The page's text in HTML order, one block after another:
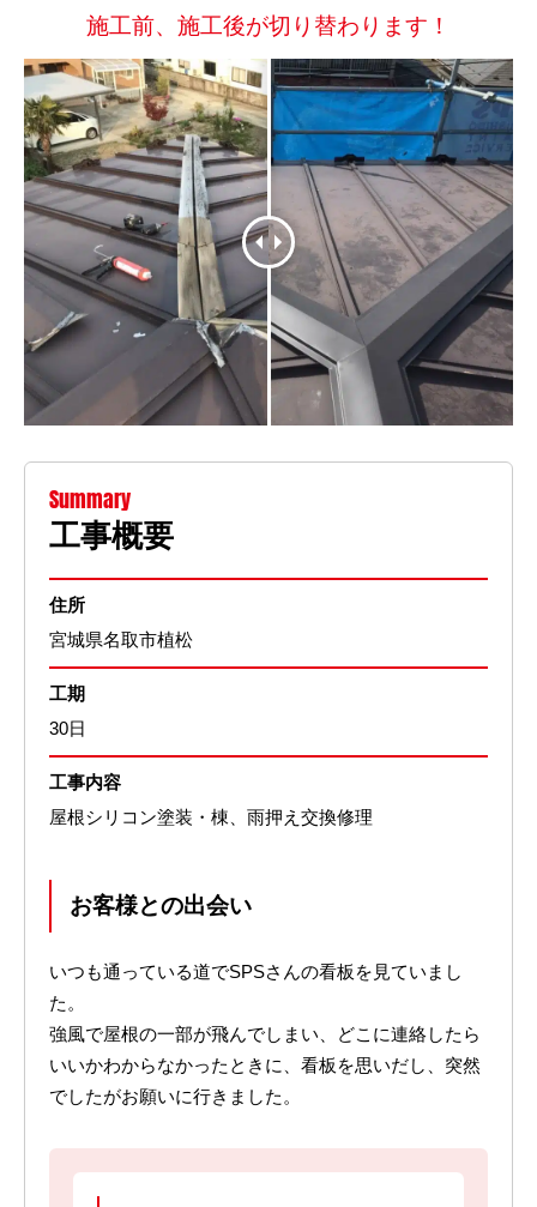
施工前、施工後が切り替わります！
Summary
工事概要
住所
宮城県名取市植松
工期
30日
工事内容
屋根シリコン塗装・棟、雨押え交換修理
お客様との出会い
いつも通っている道でSPSさんの看板を見ていまし
た。
強風で屋根の一部が飛んでしまい、どこに連絡したら
いいかわからなかったときに、看板を思いだし、突然
でしたがお願いに行きました。